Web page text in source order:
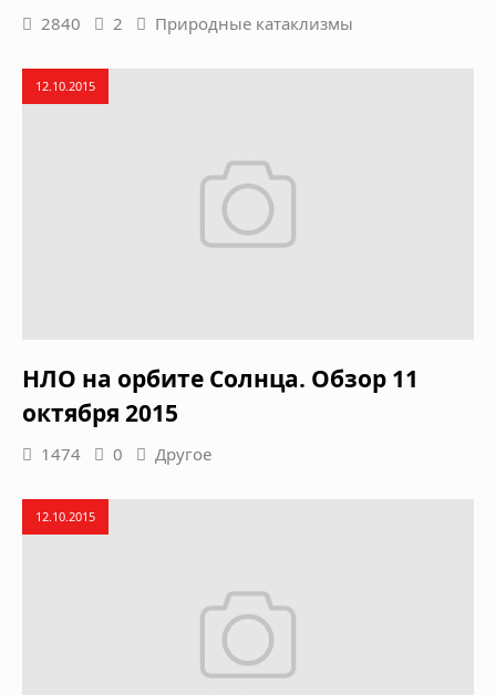
2840 2 Природные катаклизмы
12.10.2015
НЛО на орбите Солнца. Обзор 11
октября 2015
1474 0 Другое
12.10.2015